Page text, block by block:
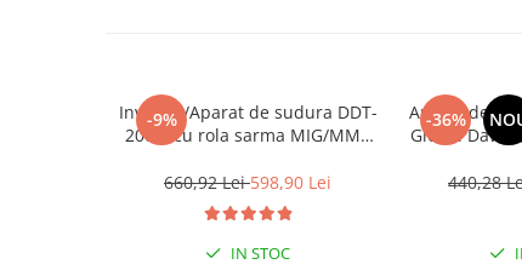
-9%
Invertor/Aparat de sudura DDT-
2004, cu rola sarma MIG/MMA
300 A curent, 0.8-1.0 mm
diametru sarma de sudura, 1.6-
4 mm diametru electrod de
sudura
660,92 Lei598,90 Lei
IN STOC
-36%
Aparat de
Global
440,28